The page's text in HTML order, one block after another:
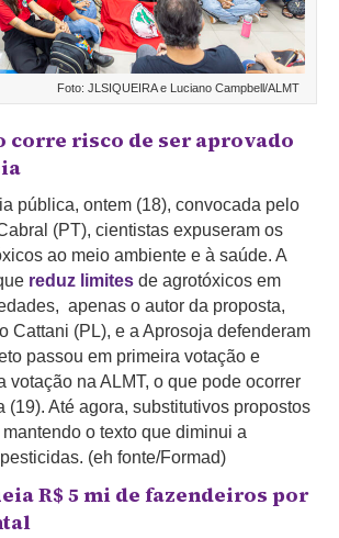
Foto: JLSIQUEIRA e Luciano Campbell/ALMT
corre risco de ser aprovado
pública, ontem (18), convocada pelo
(PT), cientistas expuseram os
ao meio ambiente e à saúde. A
reduz limites de agrotóxicos em
apenas o autor da proposta,
Cattani (PL), e a Aprosoja defenderam
passou em primeira votação e
votação na ALMT, o que pode ocorrer
(19). Até agora, substitutivos propostos
o texto que diminui a
(eh fonte/Formad)
R$ 5 mi de fazendeiros por